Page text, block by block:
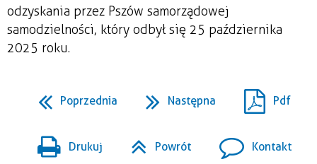
odzyskania przez Pszów samorządowej
samodzielności, który odbył się 25 października
2025 roku.
Poprzednia Następna Pdf
Drukuj Powrót Kontakt